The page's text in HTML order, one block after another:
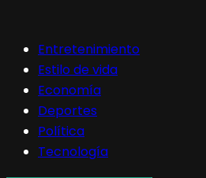
Entretenimiento
Estilo de vida
Economía
Deportes
Política
Tecnología